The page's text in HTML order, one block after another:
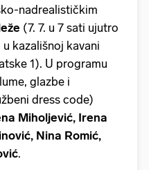
nadrealističkim
(7. 7. u 7 sati ujutro
kazališnoj kavani
1). U programu
glazbe i
dress code)
Miholjević, Irena
Nina Romić,
.